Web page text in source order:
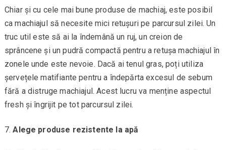
Chiar și cu cele mai bune produse de machiaj, este posibil
ca machiajul să necesite mici retușuri pe parcursul zilei. Un
truc util este să ai la îndemână un ruj, un creion de
sprâncene și un pudră compactă pentru a retușa machiajul în
zonele unde este nevoie. Dacă ai tenul gras, poți utiliza
șervețele matifiante pentru a îndepărta excesul de sebum
fără a distruge machiajul. Acest lucru va menține aspectul
fresh și îngrijit pe tot parcursul zilei.
Alege produse rezistente la apă